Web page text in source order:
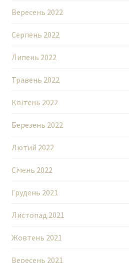
Вересень 2022
Серпень 2022
Липень 2022
Травень 2022
Квітень 2022
Березень 2022
Лютий 2022
Січень 2022
Грудень 2021
Листопад 2021
Жовтень 2021
Вересень 2021